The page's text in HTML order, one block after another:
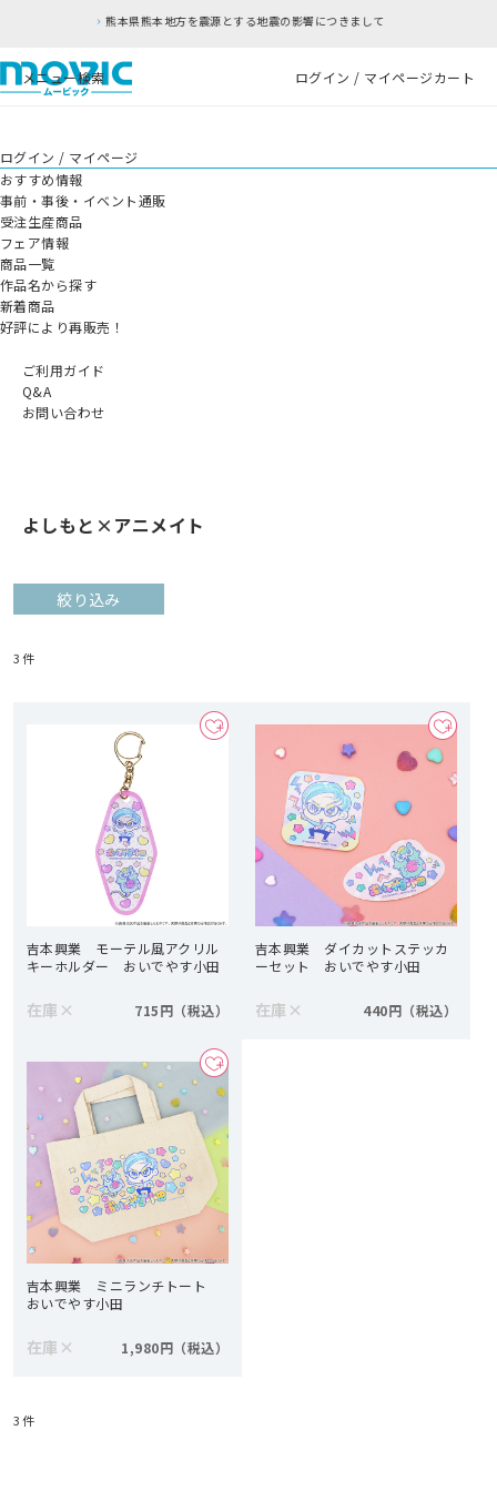
熊本地方を震源とする地震の影響につきまして
メニュー検索 ログイン / マイページカート
ログイン / マイページ
おすすめ情報
事前・事後・イベント通販
受注生産商品
フェア情報
商品一覧
作品名から探す
新着商品
好評により再販売！
ご利用ガイド
Q&A
お問い合わせ
よしもと×アニメイト
絞り込み
3件
吉本興業 モーテル風アクリル
キーホルダー おいでやす小田
在庫 × 715円
吉本興業 ダイカットステッカ
ーセット おいでやす小田
在庫 × 440円
吉本興業 ミニランチトート
おいでやす小田
在庫 × 1,980円
3件